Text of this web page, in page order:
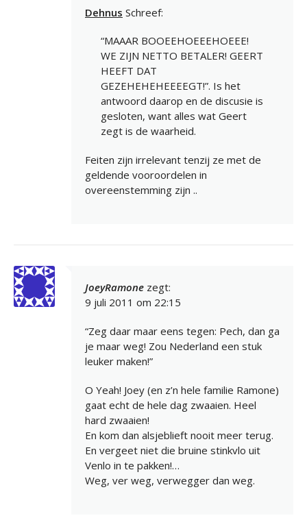
Dehnus Schreef:
“MAAAR BOOEEHOEEEHOEEE!
WE ZIJN NETTO BETALER! GEERT
HEEFT DAT
GEZEHEHEHEEEEGT!”. Is het
antwoord daarop en de discusie is
gesloten, want alles wat Geert
zegt is de waarheid.
Feiten zijn irrelevant tenzij ze met de
geldende vooroordelen in
overeenstemming zijn ..
JoeyRamone zegt:
9 juli 2011 om 22:15
“Zeg daar maar eens tegen: Pech, dan ga
je maar weg! Zou Nederland een stuk
leuker maken!”
O Yeah! Joey (en z’n hele familie Ramone)
gaat echt de hele dag zwaaien. Heel
hard zwaaien!
En kom dan alsjeblieft nooit meer terug.
En vergeet niet die bruine stinkvlo uit
Venlo in te pakken!…
Weg, ver weg, verwegger dan weg.